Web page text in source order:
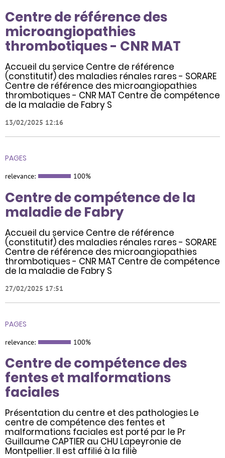
Centre de référence des
microangiopathies
thrombotiques - CNR MAT
Accueil du service Centre de référence
(constitutif) des maladies rénales rares - SORARE
Centre de référence des microangiopathies
thrombotiques - CNR MAT Centre de compétence
de la maladie de Fabry S
13/02/2025 12:16
PAGES
relevance: 100%
Centre de compétence de la
maladie de Fabry
Accueil du service Centre de référence
(constitutif) des maladies rénales rares - SORARE
Centre de référence des microangiopathies
thrombotiques - CNR MAT Centre de compétence
de la maladie de Fabry S
27/02/2025 17:51
PAGES
relevance: 100%
Centre de compétence des
fentes et malformations
faciales
Présentation du centre et des pathologies Le
centre de compétence des fentes et
malformations faciales est porté par le Pr
Guillaume CAPTIER au CHU Lapeyronie de
Montpellier. Il est affilié à la filiè